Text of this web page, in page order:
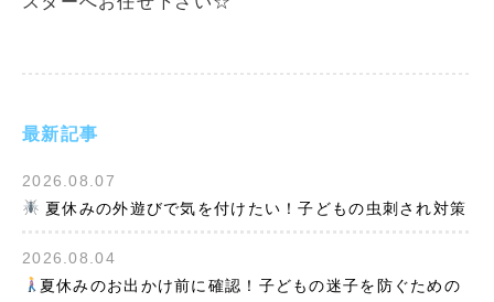
最新記事
2026.08.07
夏休みの外遊びで気を付けたい！子どもの虫刺され対策
2026.08.04
夏休みのお出かけ前に確認！子どもの迷子を防ぐための